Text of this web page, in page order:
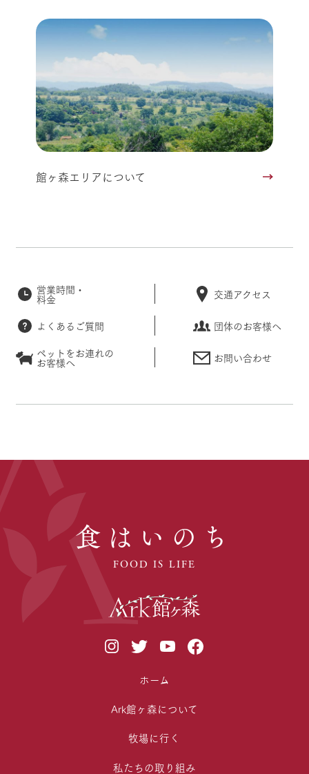
館ヶ森エリアについて
営業時間・
料金 交通アクセス
よくあるご質問
団体のお客様へ
ペットをお連れの
お客様へ お問い合わせ
食はいのち
FOOD IS LIFE
ホーム
Ark館ヶ森について
牧場に行く
私たちの取り組み